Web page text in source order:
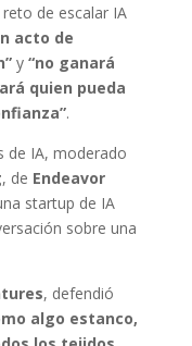
de escalar IA
acto de
y “no ganará
quien pueda
.
de IA, moderado
, de Endeavor
startup de IA
sobre una
, defendió
algo estanco,